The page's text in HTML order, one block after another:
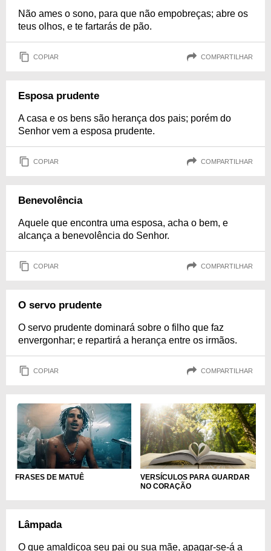
Não ames o sono, para que não empobreças; abre os
teus olhos, e te fartarás de pão.
COPIAR COMPARTILHAR
Esposa prudente
A casa e os bens são herança dos pais; porém do
Senhor vem a esposa prudente.
COPIAR COMPARTILHAR
Benevolência
Aquele que encontra uma esposa, acha o bem, e
alcança a benevolência do Senhor.
COPIAR COMPARTILHAR
O servo prudente
O servo prudente dominará sobre o filho que faz
envergonhar; e repartirá a herança entre os irmãos.
COPIAR COMPARTILHAR
FRASES DE MATUÊ
VERSÍCULOS PARA GUARDAR
NO CORAÇÃO
Lâmpada
O que amaldiçoa seu pai ou sua mãe, apagar-se-á a